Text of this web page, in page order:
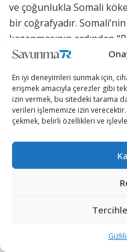
En iyi deneyimleri sunmak için,
erişmek amacıyla çerezler gibi
izin vermek, bu sitedeki tarama
verileri işlememize izin
çekmek, belirli özellikleri ve
ve çoğunlukla Somali
bir coğrafyadır. Somali’nin
kazanmasının ardından
çerçevesinde, bu
Ogaden’in Etiyopya
katılmasını amaçladı.
gerginlikleri ciddi